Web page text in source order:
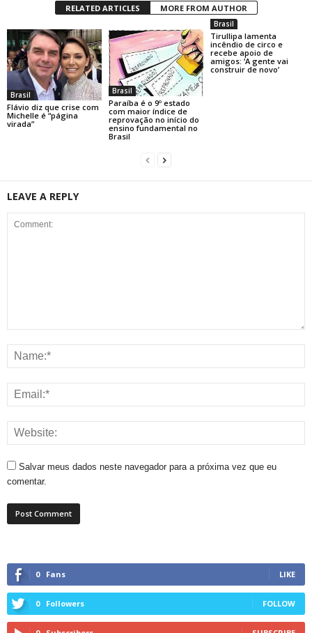
RELATED ARTICLES MORE FROM AUTHOR
Brasil
Flávio diz que crise com
Michelle é “página
virada”
Brasil
Paraíba é o 9º estado
com maior índice de
reprovação no início do
ensino fundamental no
Brasil
Brasil
Tirullipa lamenta
incêndio de circo e
recebe apoio de
amigos: ‘A gente vai
construir de novo’
LEAVE A REPLY
Salvar meus dados neste navegador para a próxima vez que eu
comentar.
0 Fans LIKE
0 Followers FOLLOW